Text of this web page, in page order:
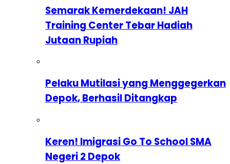
Semarak Kemerdekaan! JAH
Training Center Tebar Hadiah
Jutaan Rupiah
Pelaku Mutilasi yang Menggegerkan
Depok, Berhasil Ditangkap
Keren! Imigrasi Go To School SMA
Negeri 2 Depok